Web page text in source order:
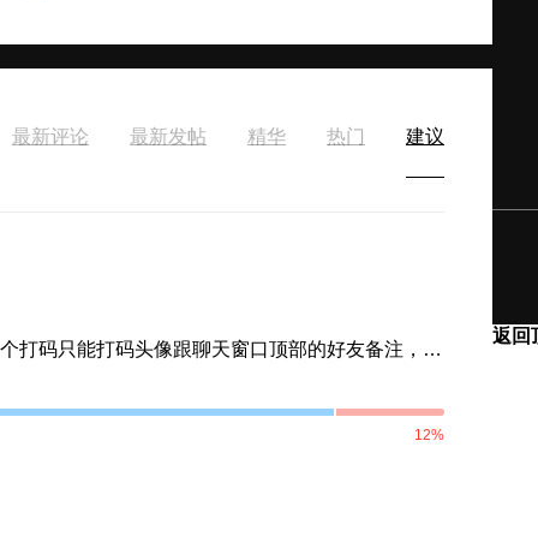
最新评论 最新发帖 精华 热门 建议
在聊天窗口双子按下屏幕，不是有个隐私打码吗，目前这个打码只能打码头像跟聊天窗口顶部的好友备注，对于引用那部分消息，或者说回复的那条信息上的好友备注不会打码，建议优化一下
12%
返回